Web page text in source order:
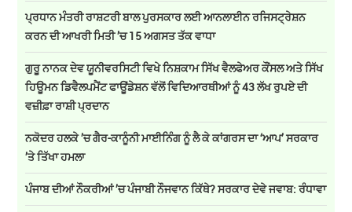
ਪ੍ਰਧਾਨ ਮੰਤਰੀ ਰਾਸ਼ਟਰੀ ਬਾਲ ਪੁਰਸਕਾਰ ਲਈ ਆਨਲਾਈਨ ਰਜਿਸਟ੍ਰੇਸ਼ਨ
ਕਰਨ ਦੀ ਆਖਰੀ ਮਿਤੀ ’ਚ 15 ਅਗਸਤ ਤੱਕ ਵਾਧਾ
ਗੁਰੂ ਨਾਨਕ ਦੇਵ ਯੂਨੀਵਰਸਿਟੀ ਵਿਖੇ ਨਿਸ਼ਕਾਮ ਸਿੱਖ ਵੈਲਫੇਅਰ ਕੌਂਸਲ ਅਤੇ ਸਿੱਖ
ਹਿਊਮਨ ਡਿਵੈਲਪਮੈਂਟ ਫਾਊਂਡੇਸ਼ਨ ਵੱਲੋਂ ਵਿਦਿਆਰਥੀਆਂ ਨੂੰ 43 ਲੱਖ ਰੁਪਏ ਦੀ
ਵਜ਼ੀਫ਼ਾ ਰਾਸ਼ੀ ਪ੍ਰਦਾਨ
ਨਕੋਦਰ ਹਲਕੇ ’ਚ ਗੈਰ-ਕਾਨੂੰਨੀ ਮਾਈਨਿੰਗ ਨੂੰ ਲੈ ਕੇ ਕਾਂਗਰਸ ਦਾ ‘ਆਪ’ ਸਰਕਾਰ
’ਤੇ ਤਿੱਖਾ ਹਮਲਾ
ਪੰਜਾਬ ਦੀਆਂ ਨੌਕਰੀਆਂ ’ਚ ਪੰਜਾਬੀ ਨੌਜਵਾਨ ਕਿੱਥੇ? ਸਰਕਾਰ ਦੇਵੇ ਜਵਾਬ: ਰੰਧਾਵਾ